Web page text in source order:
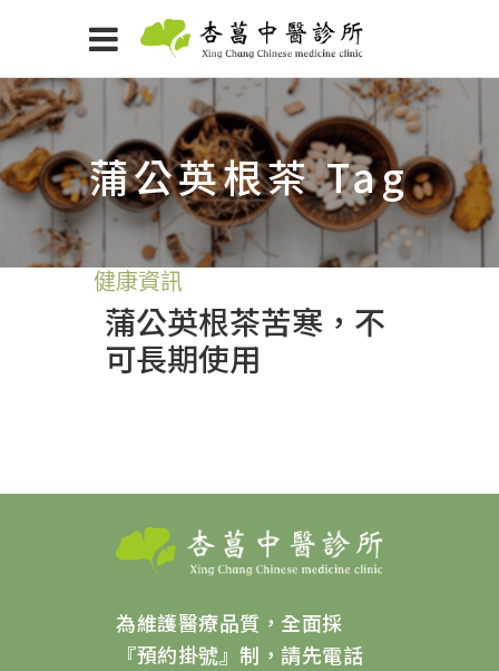
蒲公英根茶 Tag
健康資訊
蒲公英根茶苦寒，不
可長期使用
為維護醫療品質，全面採
『預約掛號』制，請先電話